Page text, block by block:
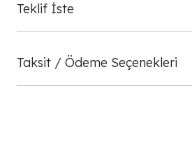
Teklif İste
Taksit / Ödeme Seçenekleri